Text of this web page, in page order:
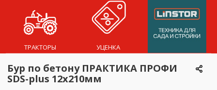
ТРАКТОРЫ УЦЕНКА
Бур по бетону ПРАКТИКА ПРОФИ
SDS-plus 12х210мм